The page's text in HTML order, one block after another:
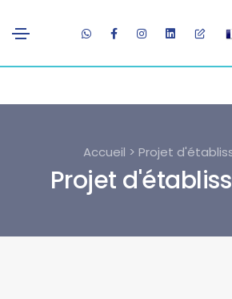
Accueil > Projet
Projet